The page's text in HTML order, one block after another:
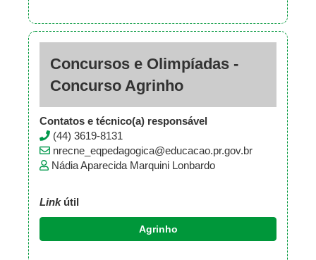
Concursos e Olimpíadas -
Concurso Agrinho
Contatos e técnico(a) responsável
(44) 3619-8131
nrecne_eqpedagogica@educacao.pr.gov.br
Nádia Aparecida Marquini Lonbardo
Linkútil
Agrinho